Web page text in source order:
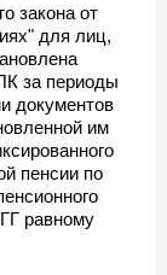
закона от
для лиц,
за периоды
документов
им
пенсии по
равному